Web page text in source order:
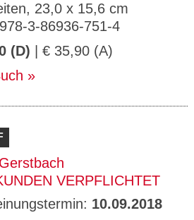
23,0 x 15,6 cm
3-86936-751-4
(D) | € 35,90 (A)
VERPFLICHTET
10.09.2018